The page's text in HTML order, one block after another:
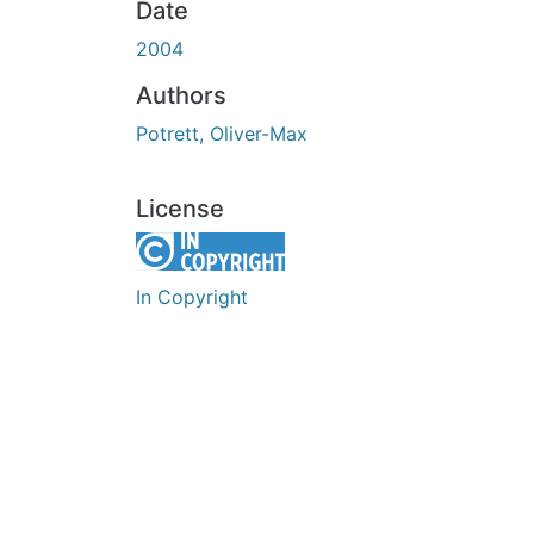
Date
2004
Authors
Potrett, Oliver-Max
License
In Copyright